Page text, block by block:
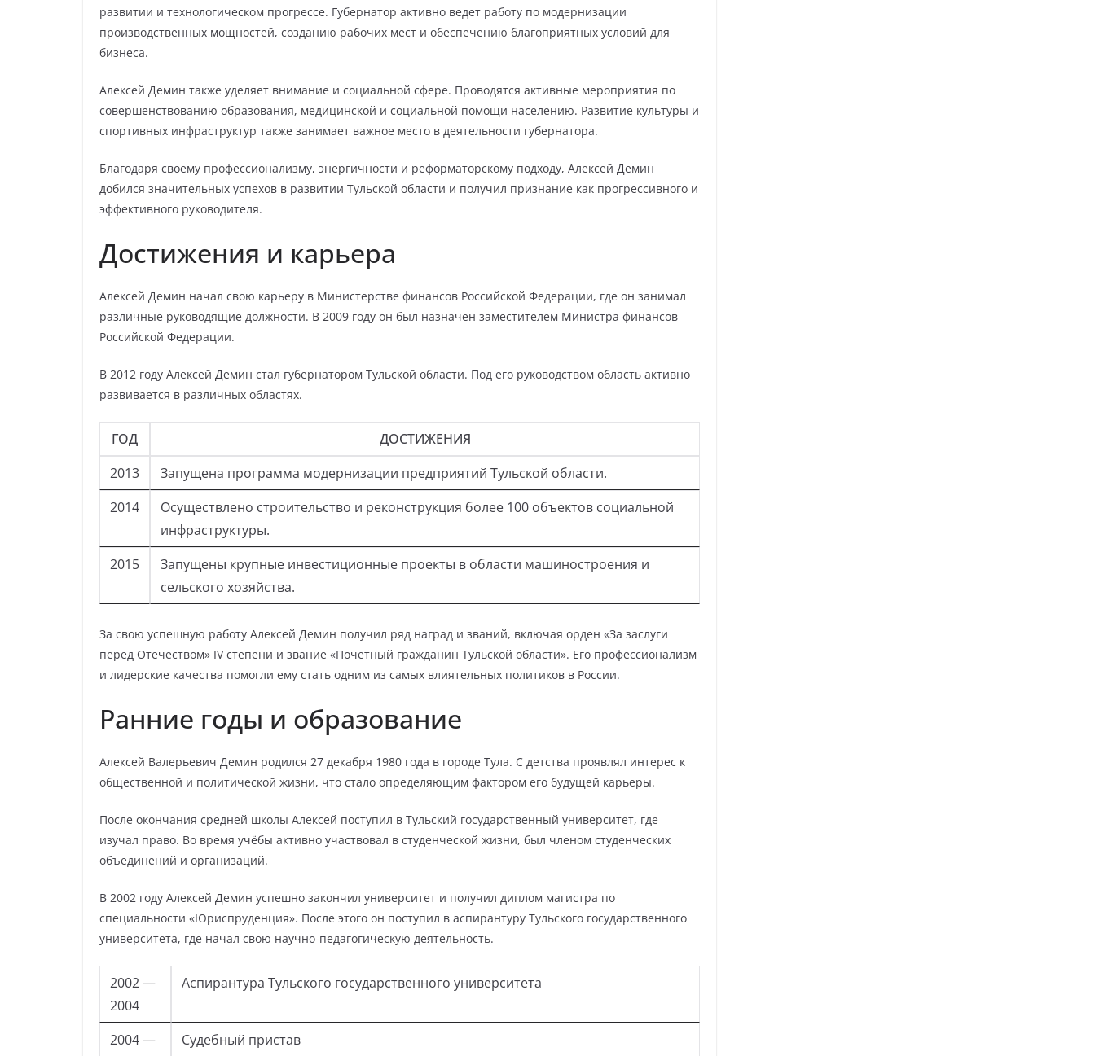
развитии и технологическом прогрессе. Губернатор активно ведет работу по модернизации
производственных мощностей, созданию рабочих мест и обеспечению благоприятных условий для
бизнеса.
Алексей Демин также уделяет внимание и социальной сфере. Проводятся активные мероприятия по
совершенствованию образования, медицинской и социальной помощи населению. Развитие культуры и
спортивных инфраструктур также занимает важное место в деятельности губернатора.
Благодаря своему профессионализму, энергичности и реформаторскому подходу, Алексей Демин
добился значительных успехов в развитии Тульской области и получил признание как прогрессивного и
эффективного руководителя.
Достижения и карьера
Алексей Демин начал свою карьеру в Министерстве финансов Российской Федерации, где он занимал
различные руководящие должности. В 2009 году он был назначен заместителем Министра финансов
Российской Федерации.
В 2012 году Алексей Демин стал губернатором Тульской области. Под его руководством область активно
развивается в различных областях.
ГОД
ДОСТИЖЕНИЯ
2013
Запущена программа модернизации предприятий Тульской области.
2014
Осуществлено строительство и реконструкция более 100 объектов социальной
инфраструктуры.
2015
Запущены крупные инвестиционные проекты в области машиностроения и
сельского хозяйства.
За свою успешную работу Алексей Демин получил ряд наград и званий, включая орден «За заслуги
перед Отечеством» IV степени и звание «Почетный гражданин Тульской области». Его профессионализм
и лидерские качества помогли ему стать одним из самых влиятельных политиков в России.
Ранние годы и образование
Алексей Валерьевич Демин родился 27 декабря 1980 года в городе Тула. С детства проявлял интерес к
общественной и политической жизни, что стало определяющим фактором его будущей карьеры.
После окончания средней школы Алексей поступил в Тульский государственный университет, где
изучал право. Во время учёбы активно участвовал в студенческой жизни, был членом студенческих
объединений и организаций.
В 2002 году Алексей Демин успешно закончил университет и получил диплом магистра по
специальности «Юриспруденция». После этого он поступил в аспирантуру Тульского государственного
университета, где начал свою научно-педагогическую деятельность.
2002 —
2004
Аспирантура Тульского государственного университета
2004 —
Судебный пристав